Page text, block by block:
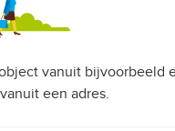
vanuit bijvoorbeeld
een adres.